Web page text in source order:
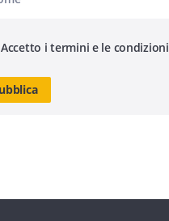
Accetto i termini e le condizioni